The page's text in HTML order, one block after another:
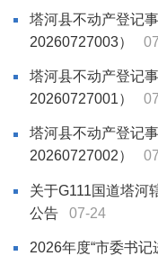
塔河县不动产登记
20260727003）
塔河县不动产登记
20260727001）
塔河县不动产登记
20260727002）
关于G111国道塔河
公告
07-24
2026年度“市委书